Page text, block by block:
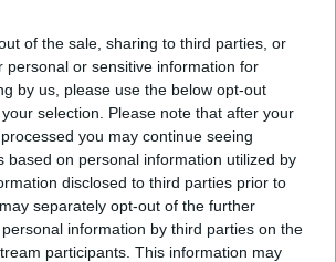
of the sale, sharing to third parties, or
personal or sensitive information for
by us, please use the below opt-out
selection. Please note that after your
you may continue seeing
based on personal information utilized by
disclosed to third parties prior to
separately opt-out of the further
information by third parties on the
participants. This information may
és jazz-rockot játszó Mini együttest.
formáció – többek között a Mini RC., a
illetve a Török–Tátrai Tandem – tagja
szerzemények fűződnek a
a Vissza a városba, a Kell a